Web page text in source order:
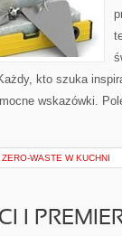
kto szuka
wskazówki.
ZERO-WASTE W KUCHNI
I